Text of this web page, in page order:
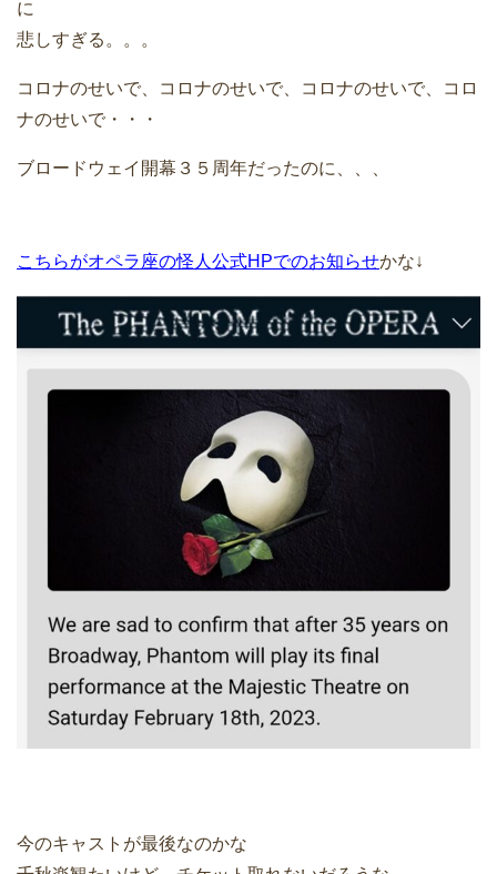
に
悲しすぎる。。。
コロナのせいで、コロナのせいで、コロナのせいで、コロ
ナのせいで・・・
ブロードウェイ開幕３５周年だったのに、、、
こちらがオペラ座の怪人公式HPでのお知らせかな↓
今のキャストが最後なのかな